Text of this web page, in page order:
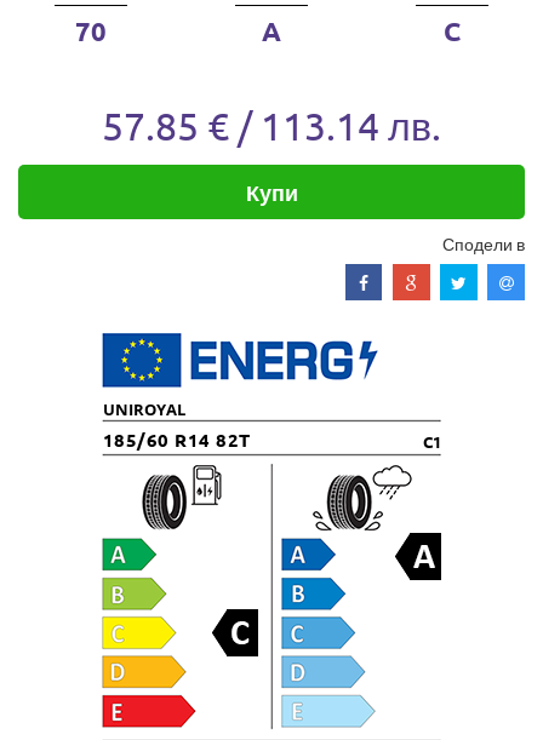
70 A C
57.85 € / 113.14 лв.
Купи
Сподели в
UNIROYAL
185/60 R14 82T C1